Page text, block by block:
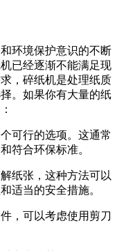
环境保护意识的不断
已经逐渐不能满足现
，碎纸机是处理纸质
。如果你有大量的纸
可行的选项。这通常
符合环保标准。
纸张，这种方法可以
适当的安全措施。
，可以考虑使用剪刀